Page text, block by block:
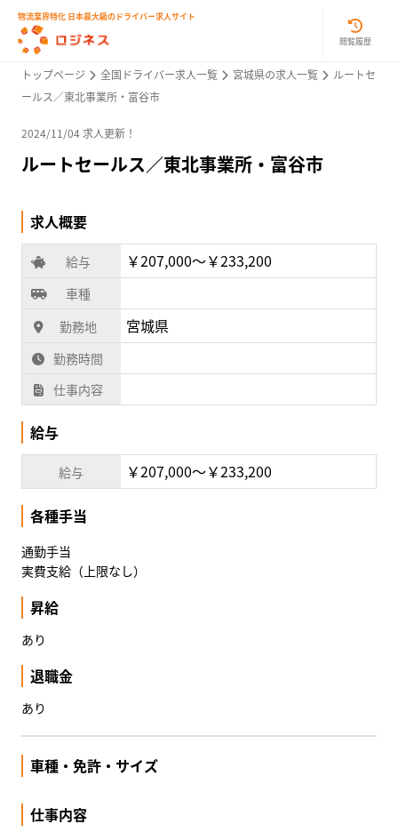
物流業界特化 日本最大級のドライバー求人サイト
閲覧履歴
トップページ 全国ドライバー求人一覧 宮城県の求人一覧
ルートセ
ールス／東北事業所・富谷市
2024/11/04 求人更新！
ルートセールス／東北事業所・富谷市
求人概要
給与 ￥207,000〜￥233,200
車種
勤務地
宮城県
勤務時間
仕事内容
給与
給与 ￥207,000〜￥233,200
各種手当
通勤手当
実費支給（上限なし）
昇給
あり
退職金
あり
車種・免許・サイズ
仕事内容